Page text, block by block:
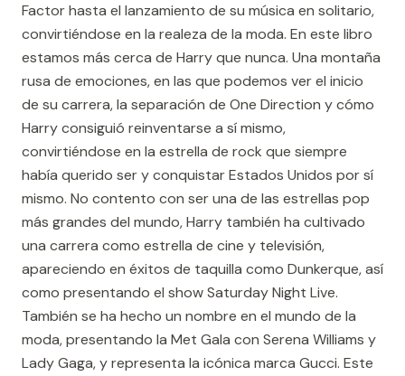
Factor hasta el lanzamiento de su música en solitario,
convirtiéndose en la realeza de la moda. En este libro
estamos más cerca de Harry que nunca. Una montaña
rusa de emociones, en las que podemos ver el inicio
de su carrera, la separación de One Direction y cómo
Harry consiguió reinventarse a sí mismo,
convirtiéndose en la estrella de rock que siempre
había querido ser y conquistar Estados Unidos por sí
mismo. No contento con ser una de las estrellas pop
más grandes del mundo, Harry también ha cultivado
una carrera como estrella de cine y televisión,
apareciendo en éxitos de taquilla como Dunkerque, así
como presentando el show Saturday Night Live.
También se ha hecho un nombre en el mundo de la
moda, presentando la Met Gala con Serena Williams y
Lady Gaga, y representa la icónica marca Gucci. Este